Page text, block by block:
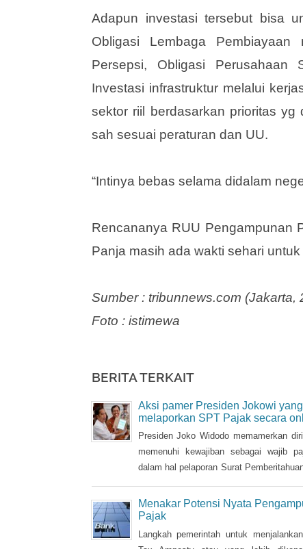
BERITA TERKAIT
Aksi pamer Presiden Jokowi
melaporkan SPT Pajak secara
Presiden Joko Widodo memamerkan
memenuhi kewajiban sebagai wajib
dalam hal pelaporan Surat Pemberitahuan
( SPT) pajak tahun 2017 pada
kemarin.
Menakar Potensi Nyata